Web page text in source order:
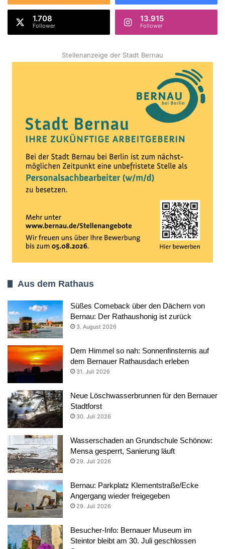
1.708
Follower
13.915
Follower
Stellenanzeige der Stadt Bernau
Aus dem Rathaus
Süßes Comeback über den Dächern von
Bernau: Der Rathaushonig ist zurück
3. August 2026
Dem Himmel so nah: Sonnenfinsternis auf
dem Bernauer Rathausdach erleben
31. Juli 2026
Neue Löschwasserbrunnen für den Bernauer
Stadtforst
30. Juli 2026
Wasserschaden an Grundschule Schönow:
Mensa gesperrt, Sanierung läuft
29. Juli 2026
Bernau: Parkplatz Klementstraße/Ecke
Angergang wieder freigegeben
29. Juli 2026
Besucher-Info: Bernauer Museum im
Steintor bleibt am 30. Juli geschlossen